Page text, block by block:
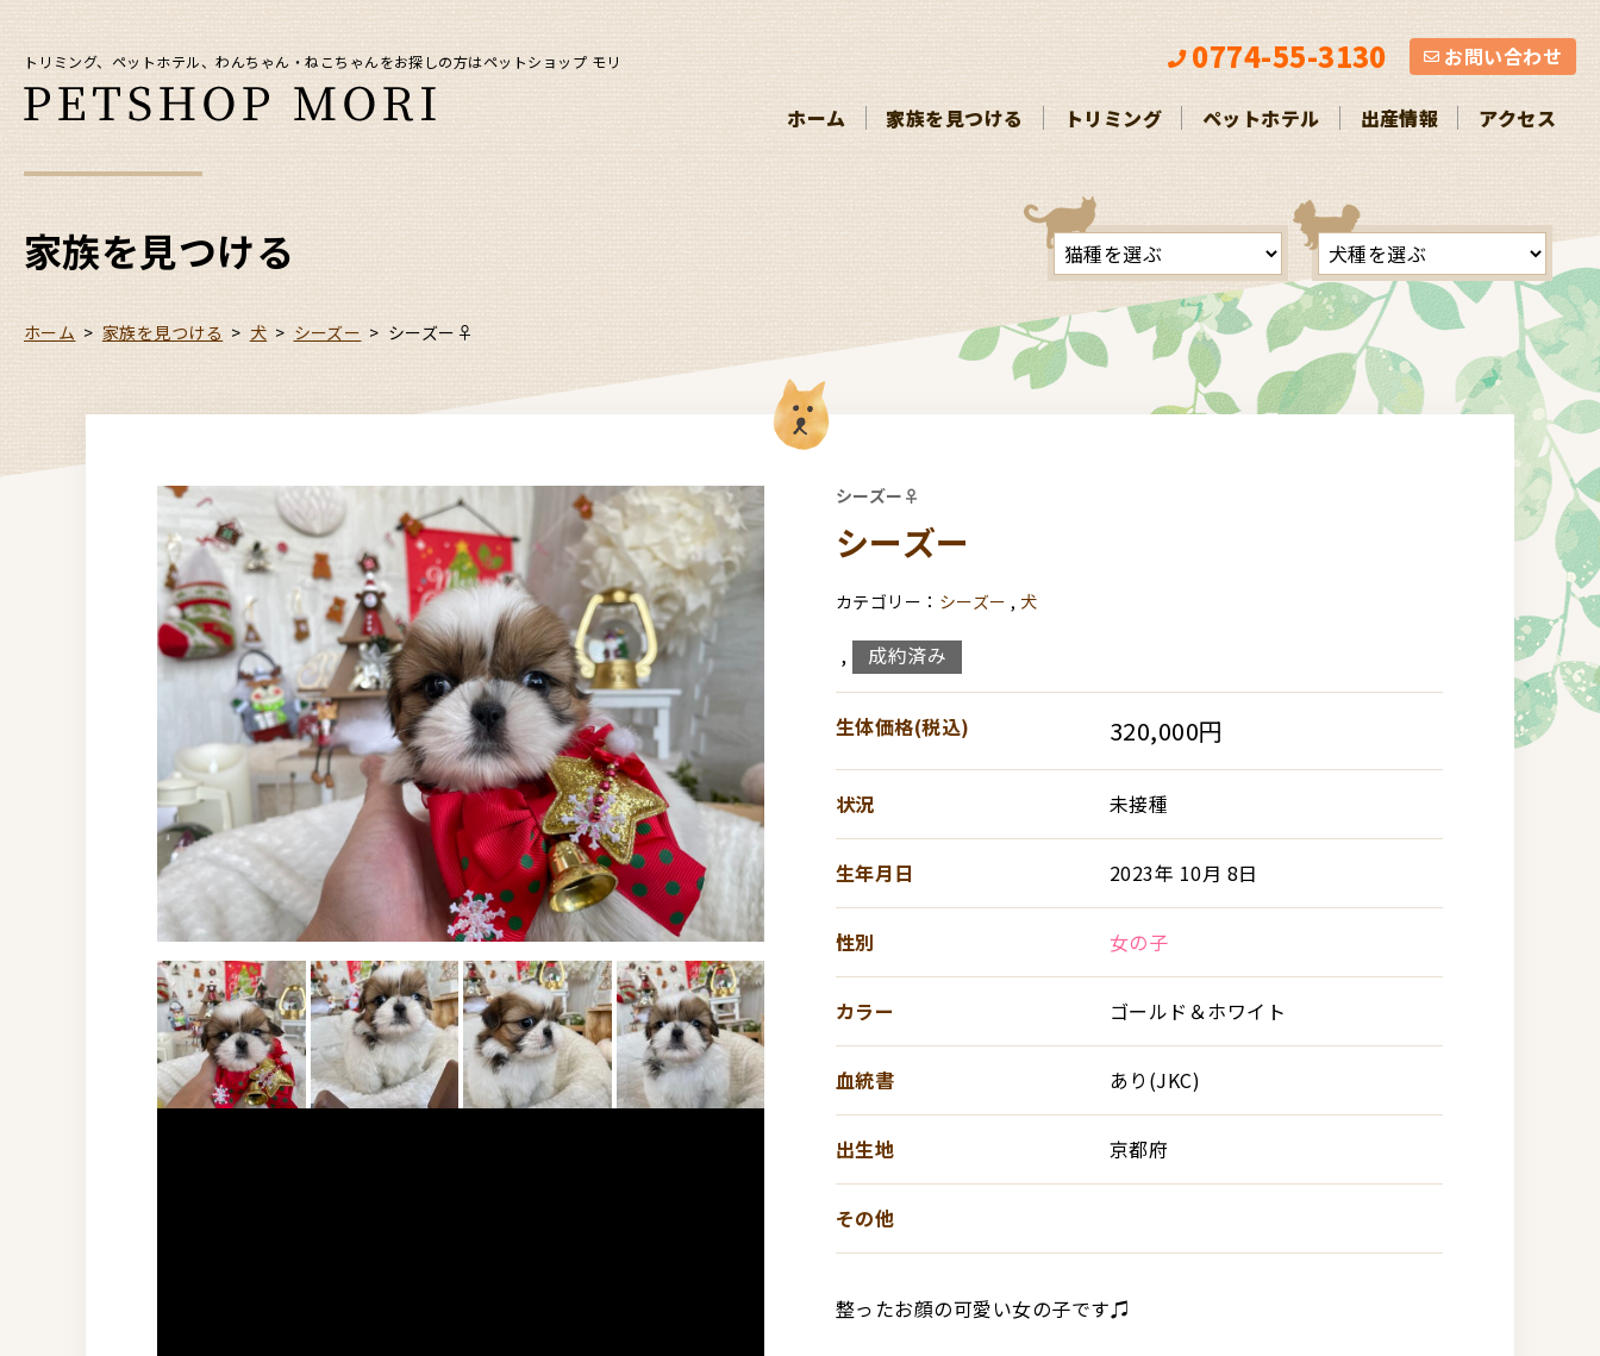
トリミング、ペットホテル、わんちゃん・ねこちゃんをお探しの方はペットショップ モリ 0774-55-3130 お問い合わせ
ホーム 家族を見つける トリミング ペットホテル 出産情報 アクセス
家族を見つける
ホーム >家族を見つける >犬 >シーズー >シーズー♀
シーズー♀
シーズー
シーズー , 犬
, 成約済み
生体価格(税込) 320,000円
状況 未接種
生年月日 2023年 10月 8日
性別 女の子
カラー ゴールド＆ホワイト
血統書 あり(JKC)
出生地 京都府
その他
整ったお顔の可愛い女の子です♫